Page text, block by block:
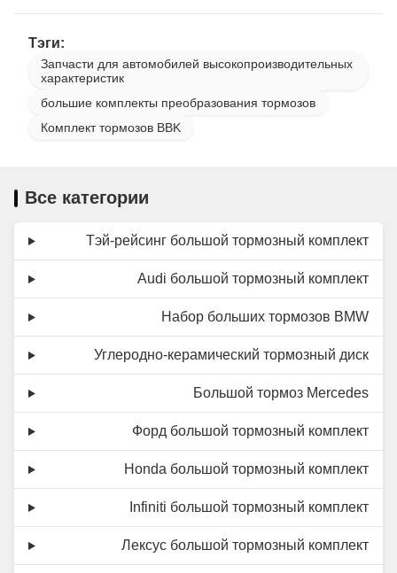
Стандарт
балансировочное
обнаружение
Тормозной шланг
Сертификаты
Сертифицировано
TUV, DOT, ADR и ISO
Тэги:
Запчасти для автомобилей высокопроизводительных
характеристик
большие комплекты преобразования тормозов
Комплект тормозов BBK
Все категории
Тэй-рейсинг большой тормозный комплект
Audi большой тормозный комплект
Набор больших тормозов BMW
Углеродно-керамический тормозный диск
Большой тормоз Mercedes
Форд большой тормозный комплект
Honda большой тормозный комплект
Infiniti большой тормозный комплект
Лексус большой тормозный комплект